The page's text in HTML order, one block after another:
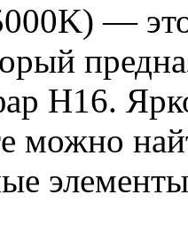
—
H16.
можно